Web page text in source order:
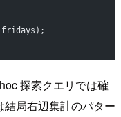
探索クエリでは確
局右辺集計のパター